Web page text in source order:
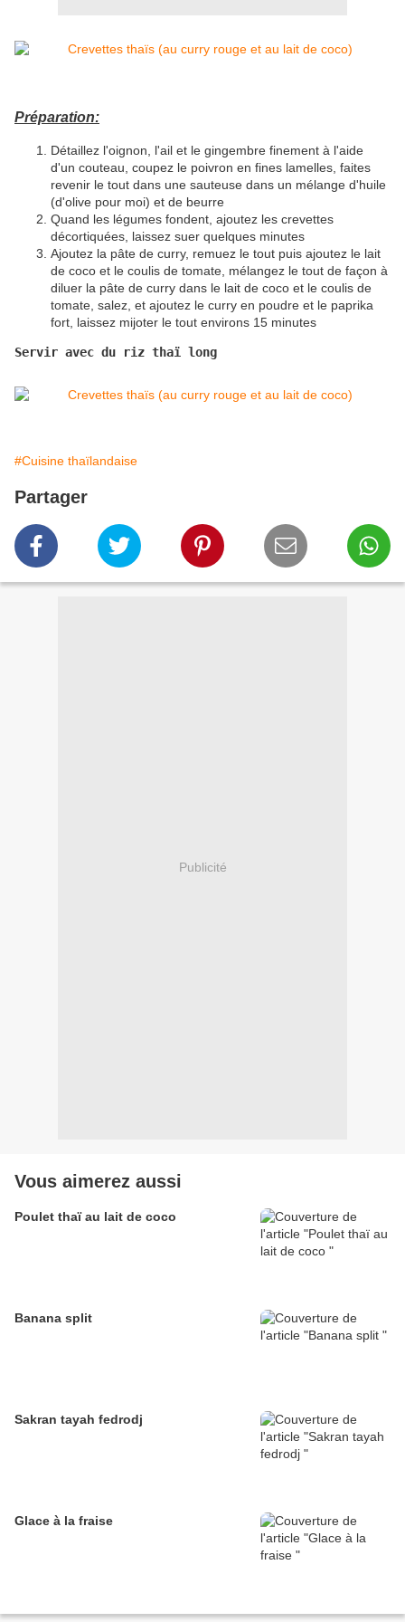
Préparation:
Détaillez l'oignon, l'ail et le gingembre finement à l'aide
d'un couteau, coupez le poivron en fines lamelles, faites
revenir le tout dans une sauteuse dans un mélange d'huile
(d'olive pour moi) et de beurre
Quand les légumes fondent, ajoutez les crevettes
décortiquées, laissez suer quelques minutes
Ajoutez la pâte de curry, remuez le tout puis ajoutez le lait
de coco et le coulis de tomate, mélangez le tout de façon à
diluer la pâte de curry dans le lait de coco et le coulis de
tomate, salez, et ajoutez le curry en poudre et le paprika
fort, laissez mijoter le tout environs 15 minutes
Servir avec du riz thaï long
#Cuisine thaïlandaise
Partager
Publicité
Vous aimerez aussi
Poulet thaï au lait de coco
Banana split
Sakran tayah fedrodj
Glace à la fraise